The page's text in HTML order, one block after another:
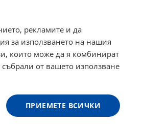
рекламите и да
за използването на нашия
които може да я комбинират
от вашето използване
ПРИЕМЕТЕ ВСИЧКИ